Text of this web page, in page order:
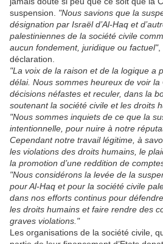
suspension.
"Nous savions que la
désignation par Israël d’Al-Haq et
palestiniennes de la société civile
aucun fondement, juridique ou factuel",
déclaration.
"La voix de la raison et de la logique a
délai. Nous sommes heureux de voir
décisions néfastes et reculer, dans la
soutenant la société civile et les droits
"Nous sommes inquiets de ce que la
intentionnelle, pour nuire à notre
Cependant notre travail légitime, à
les violations des droits humains, le
la promotion d’une reddition de
"Nous considérons la levée de la
pour Al-Haq et pour la société civile
dans nos efforts continus pour
les droits humains et faire rendre des
graves violations."
Les organisations de la société civile,